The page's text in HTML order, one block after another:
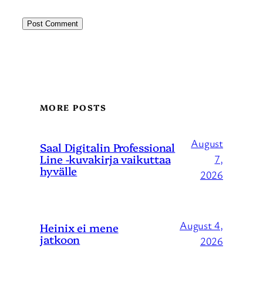
MORE POSTS
Saal Digitalin Professional
Line -kuvakirja vaikuttaa
hyvälle
August
7,
2026
Heinix ei mene
jatkoon
August 4,
2026